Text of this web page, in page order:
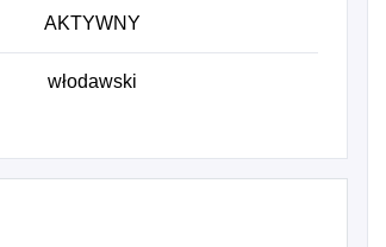
AKTYWNY
włodawski